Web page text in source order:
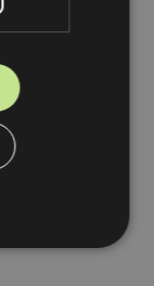
ma/notre (*)
(*) / ou pour